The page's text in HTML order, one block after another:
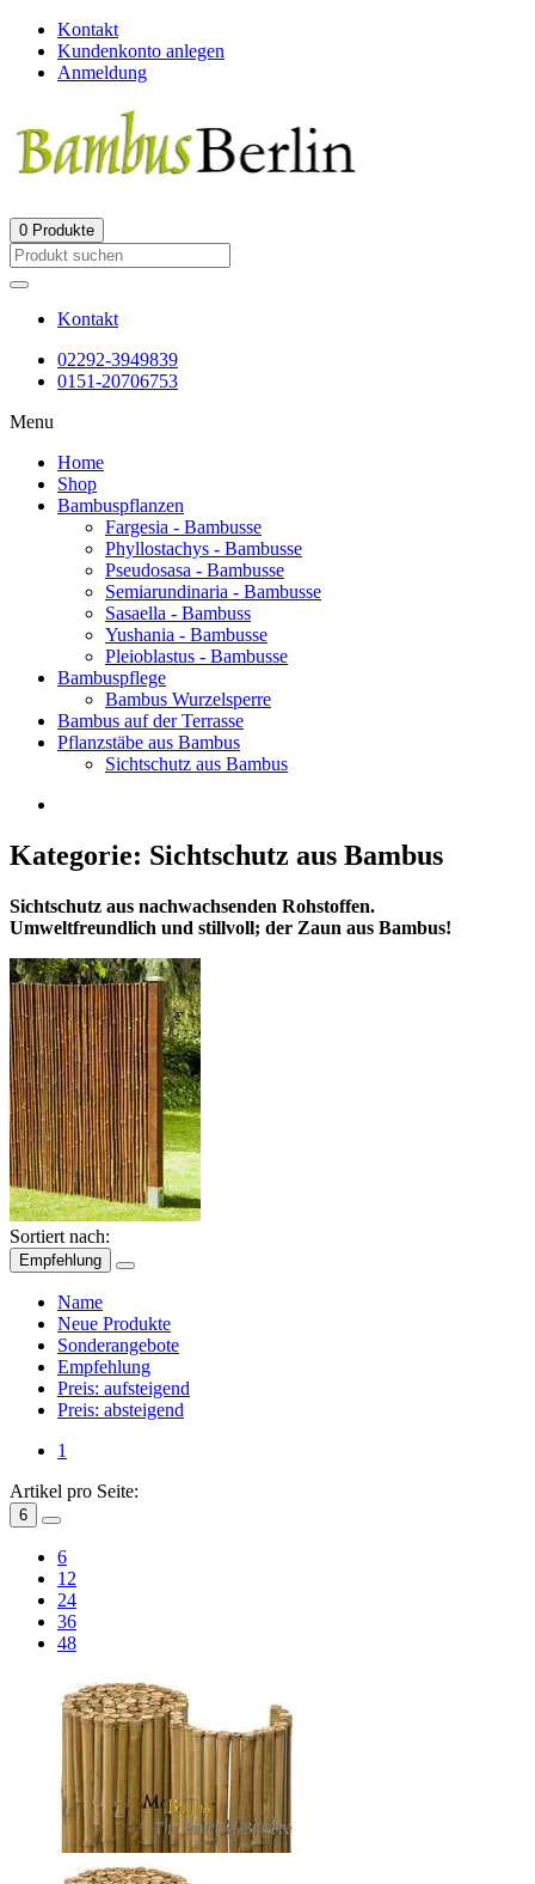
Kontakt
Kundenkonto anlegen
Anmeldung
0 Produkte
Kontakt
02292-3949839
0151-20706753
Menu
Home
Shop
Bambuspflanzen
Fargesia - Bambusse
Phyllostachys - Bambusse
Pseudosasa - Bambusse
Semiarundinaria - Bambusse
Sasaella - Bambuss
Yushania - Bambusse
Pleioblastus - Bambusse
Bambuspflege
Bambus Wurzelsperre
Bambus auf der Terrasse
Pflanzstäbe aus Bambus
Sichtschutz aus Bambus
Kategorie: Sichtschutz aus Bambus
Sichtschutz aus nachwachsenden Rohstoffen.
Umweltfreundlich und stillvoll; der Zaun aus Bambus!
Sortiert nach:
Empfehlung
Name
Neue Produkte
Sonderangebote
Empfehlung
Preis: aufsteigend
Preis: absteigend
1
Artikel pro Seite:
6
6
12
24
36
48